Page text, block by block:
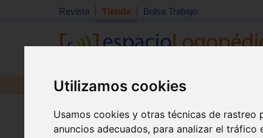
Utilizamos cookies
Usamos cookies y otras técnicas de
anuncios adecuados, para analizar el
Revista Tienda Bolsa Trabajo
Revista Libros Material